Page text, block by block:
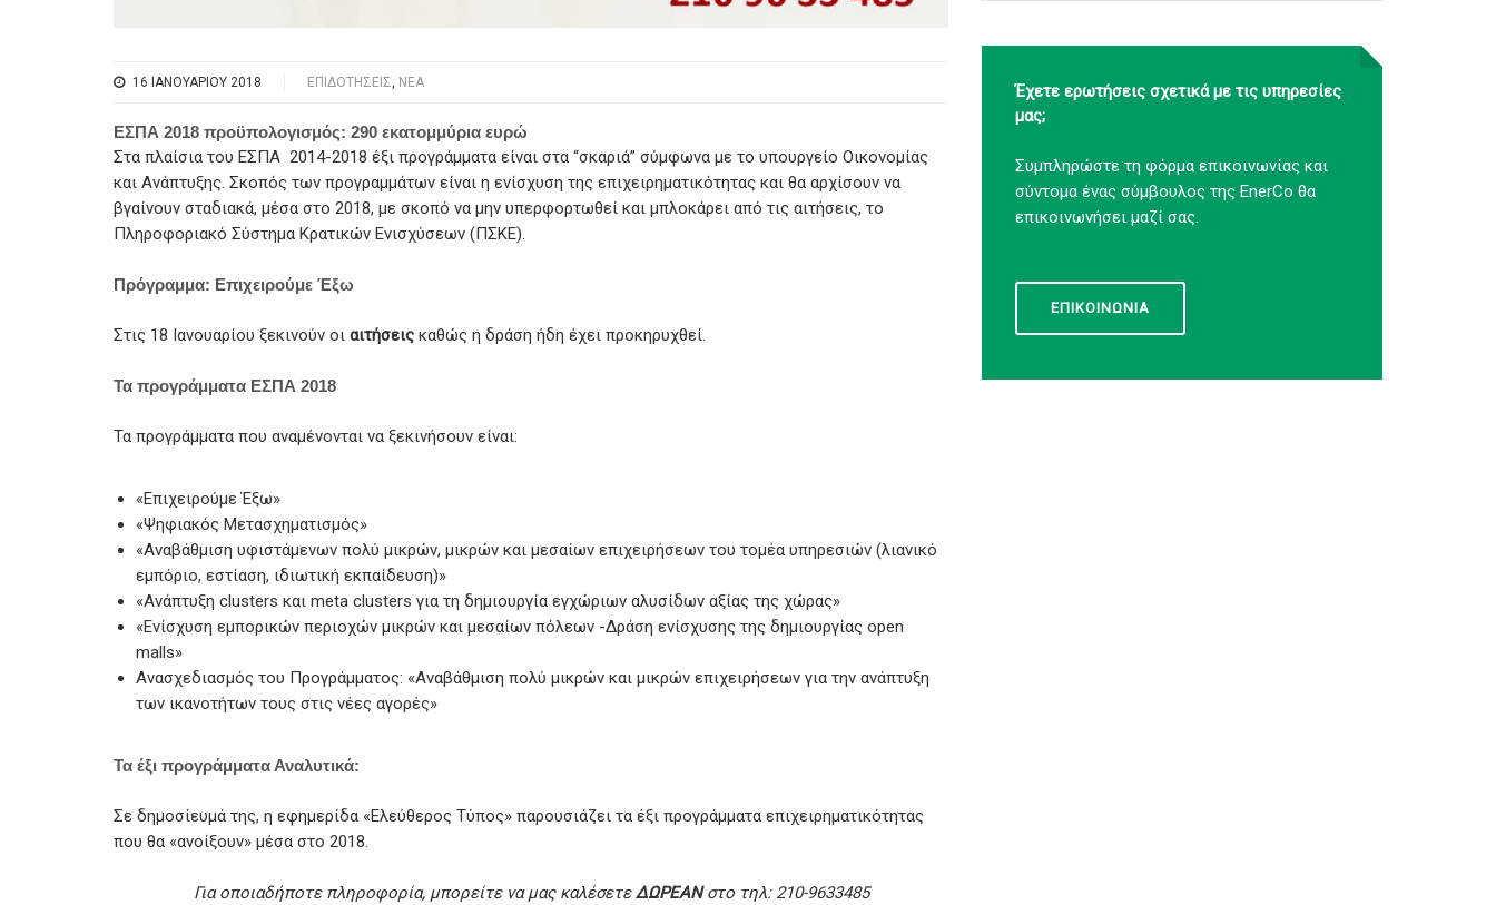
16 ΙΑΝΟΥΑΡΊΟΥ 2018 ΕΠΙΔΟΤΉΣΕΙΣ, ΝΈΑ
ΕΣΠΑ 2018 προϋπολογισμός: 290 εκατομμύρια ευρώ
Στα πλαίσια του ΕΣΠΑ 2014-2018 έξι προγράμματα είναι στα “σκαριά” σύμφωνα με το υπουργείο Οικονομίας
και Ανάπτυξης. Σκοπός των προγραμμάτων είναι η ενίσχυση της επιχειρηματικότητας και θα αρχίσουν να
βγαίνουν σταδιακά, μέσα στο 2018, με σκοπό να μην υπερφορτωθεί και μπλοκάρει από τις αιτήσεις, το
Πληροφοριακό Σύστημα Κρατικών Ενισχύσεων (ΠΣΚΕ).
Πρόγραμμα: Επιχειρούμε Έξω
Στις 18 Ιανουαρίου ξεκινούν οι αιτήσεις καθώς η δράση ήδη έχει προκηρυχθεί.
Τα προγράμματα ΕΣΠΑ 2018
Τα προγράμματα που αναμένονται να ξεκινήσουν είναι:
«Επιχειρούμε Έξω»
«Ψηφιακός Μετασχηματισμός»
«Αναβάθμιση υφιστάμενων πολύ μικρών, μικρών και μεσαίων επιχειρήσεων του τομέα υπηρεσιών (λιανικό
εμπόριο, εστίαση, ιδιωτική εκπαίδευση)»
«Ανάπτυξη clusters και meta clusters για τη δημιουργία εγχώριων αλυσίδων αξίας της χώρας»
«Ενίσχυση εμπορικών περιοχών μικρών και μεσαίων πόλεων -Δράση ενίσχυσης της δημιουργίας open
malls»
Ανασχεδιασμός του Προγράμματος: «Αναβάθμιση πολύ μικρών και μικρών επιχειρήσεων για την ανάπτυξη
των ικανοτήτων τους στις νέες αγορές»
Τα έξι προγράμματα Αναλυτικά:
Σε δημοσίευμά της, η εφημερίδα «Ελεύθερος Τύπος» παρουσιάζει τα έξι προγράμματα επιχειρηματικότητας
που θα «ανοίξουν» μέσα στο 2018.
Για οποιαδήποτε πληροφορία, μπορείτε να μας καλέσετεΔΩΡΕΑΝστο τηλ: 210-9633485
Έχετε ερωτήσεις σχετικά με τις υπηρεσίες
μας;
Συμπληρώστε τη φόρμα επικοινωνίας και
σύντομα ένας σύμβουλος της EnerCo θα
επικοινωνήσει μαζί σας.
ΕΠΙΚΟΙΝΩΝΙΑ